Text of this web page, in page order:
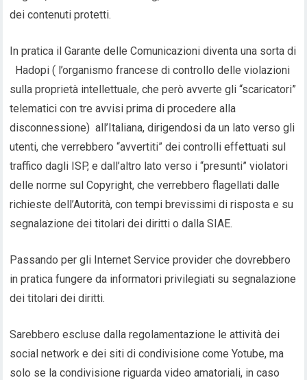
dei contenuti protetti.
In pratica il Garante delle Comunicazioni diventa una sorta di
Hadopi ( l’organismo francese di controllo delle violazioni
sulla proprietà intellettuale, che però avverte gli “scaricatori”
telematici con tre avvisi prima di procedere alla
disconnessione) all’Italiana, dirigendosi da un lato verso gli
utenti, che verrebbero “avvertiti” dei controlli effettuati sul
traffico dagli ISP, e dall’altro lato verso i “presunti” violatori
delle norme sul Copyright, che verrebbero flagellati dalle
richieste dell’Autorità, con tempi brevissimi di risposta e su
segnalazione dei titolari dei diritti o dalla SIAE.
Passando per gli Internet Service provider che dovrebbero
in pratica fungere da informatori privilegiati su segnalazione
dei titolari dei diritti.
Sarebbero escluse dalla regolamentazione le attività dei
social network e dei siti di condivisione come Yotube, ma
solo se la condivisione riguarda video amatoriali, in caso